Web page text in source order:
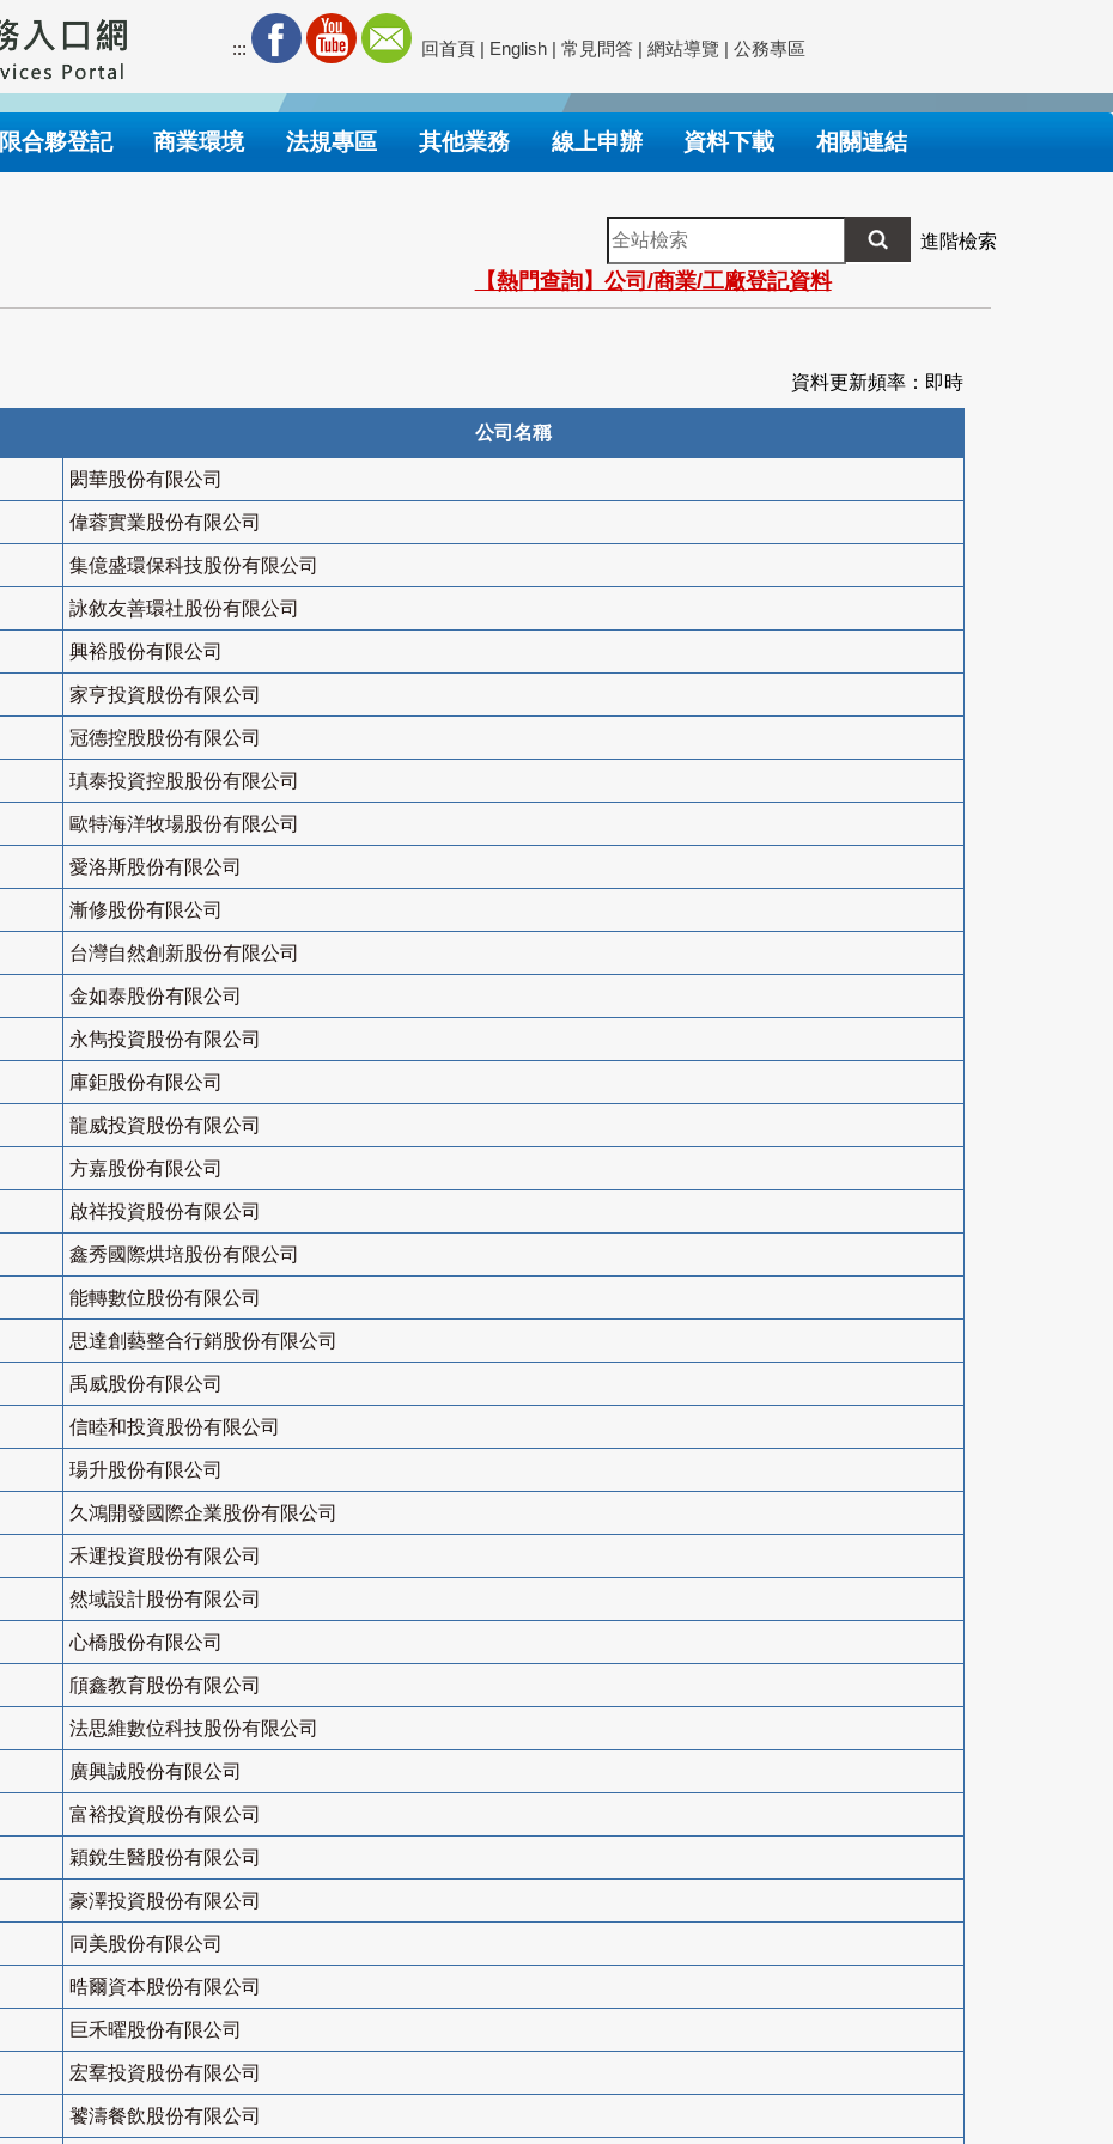
::: 回首頁 | English | 常見問答 | 網站導覽 | 公務專區
合夥登記 商業環境 法規專區 其他業務 線上申辦 資料下載 相關連結
全
站
檢
索
進階檢索
【熱門查詢】公司/商業/工廠登記資料
資料更新頻率：即時
公司名稱
閎華股份有限公司
偉蓉實業股份有限公司
集億盛環保科技股份有限公司
詠敘友善環社股份有限公司
興裕股份有限公司
家亨投資股份有限公司
冠德控股股份有限公司
瑱泰投資控股股份有限公司
歐特海洋牧場股份有限公司
愛洛斯股份有限公司
漸修股份有限公司
台灣自然創新股份有限公司
金如泰股份有限公司
永雋投資股份有限公司
庫鉅股份有限公司
龍威投資股份有限公司
方嘉股份有限公司
啟祥投資股份有限公司
鑫秀國際烘培股份有限公司
能轉數位股份有限公司
思達創藝整合行銷股份有限公司
禹威股份有限公司
信睦和投資股份有限公司
瑒升股份有限公司
久鴻開發國際企業股份有限公司
禾運投資股份有限公司
然域設計股份有限公司
心橋股份有限公司
頎鑫教育股份有限公司
法思維數位科技股份有限公司
廣興誠股份有限公司
富裕投資股份有限公司
穎銳生醫股份有限公司
豪澤投資股份有限公司
同美股份有限公司
晧爾資本股份有限公司
巨禾曜股份有限公司
宏羣投資股份有限公司
饕濤餐飲股份有限公司